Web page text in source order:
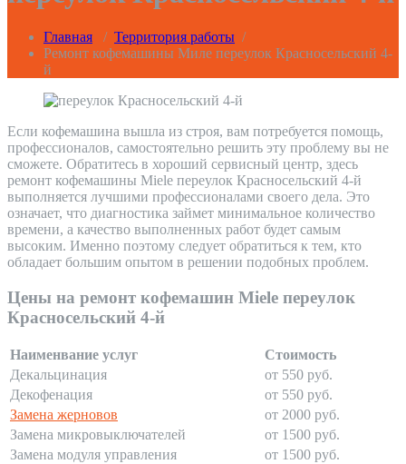
Главная / Территория работы /
Ремонт кофемашины Миле переулок Красносельский 4-
й
Если кофемашина вышла из строя, вам потребуется помощь,
профессионалов, самостоятельно решить эту проблему вы не
сможете. Обратитесь в хороший сервисный центр, здесь
ремонт кофемашины Miele переулок Красносельский 4-й
выполняется лучшими профессионалами своего дела. Это
означает, что диагностика займет минимальное количество
времени, а качество выполненных работ будет самым
высоким. Именно поэтому следует обратиться к тем, кто
обладает большим опытом в решении подобных проблем.
Цены на ремонт кофемашин Miele переулок
Красносельский 4-й
Наименвание услуг
Стоимость
Декальцинация
от 550 руб.
Декофенация
от 550 руб.
Замена жерновов
от 2000 руб.
Замена микровыключателей
от 1500 руб.
Замена модуля управления
от 1500 руб.